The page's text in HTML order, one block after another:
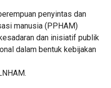
penyintas dan
manusia (PPHAM)
dan inisiatif publik
dalam bentuk kebijakan